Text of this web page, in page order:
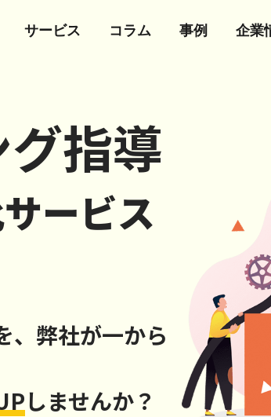
サービス コラム 事例 企業
指導
ービス
弊社が一から
しませんか？